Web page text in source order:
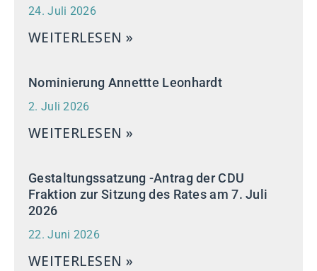
24. Juli 2026
WEITERLESEN »
Nominierung Annettte Leonhardt
2. Juli 2026
WEITERLESEN »
Gestaltungssatzung -Antrag der CDU
Fraktion zur Sitzung des Rates am 7. Juli
2026
22. Juni 2026
WEITERLESEN »